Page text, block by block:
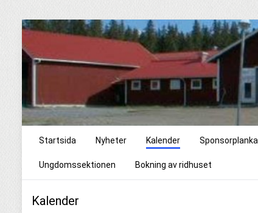
Startsida Nyheter Kalender Sponsorplanka
Ungdomssektionen Bokning av ridhuset
Kalender